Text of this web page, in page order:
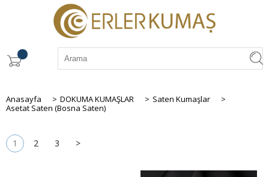
Anasayfa > DOKUMA KUMAŞLAR > Saten Kumaşlar
>
Asetat Saten (Bosna Saten)
1 2 3 >